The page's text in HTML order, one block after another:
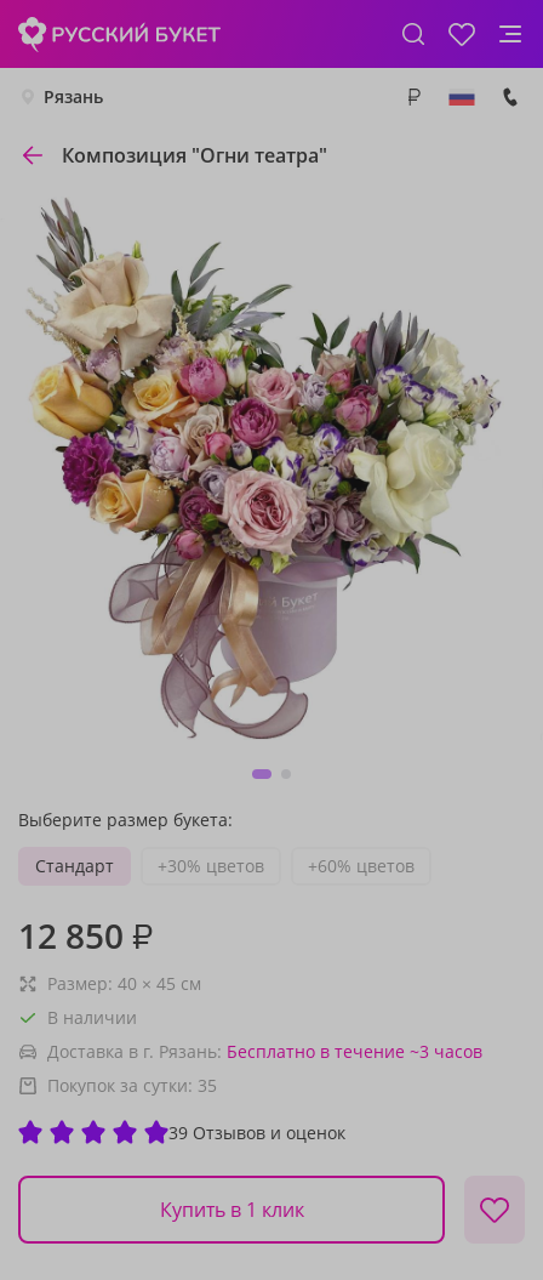
Рязань
Композиция "Огни театра"
Выберите размер букета:
Стандарт
+30% цветов +60% цветов
12 850 ₽
Размер: 40 × 45 см
В наличии
Доставка в г. Рязань: Бесплатно в течение ~3 часов
Покупок за сутки: 35
39 Отзывов и оценок
Купить в 1 клик